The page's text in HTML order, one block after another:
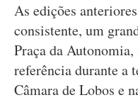
As edições
consistente, um
Praça da
referência durante a
Câmara de Lobos e